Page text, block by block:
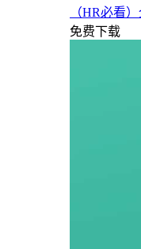
（HR必看
免费下载